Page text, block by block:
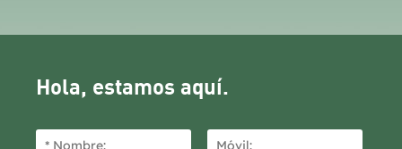
Hola, estamos aquí.